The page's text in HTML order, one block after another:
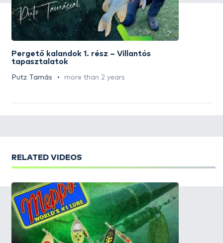
Pergető kalandok 1. rész – Villantós
tapasztalatok
Putz Tamás more than 2 years
RELATED VIDEOS